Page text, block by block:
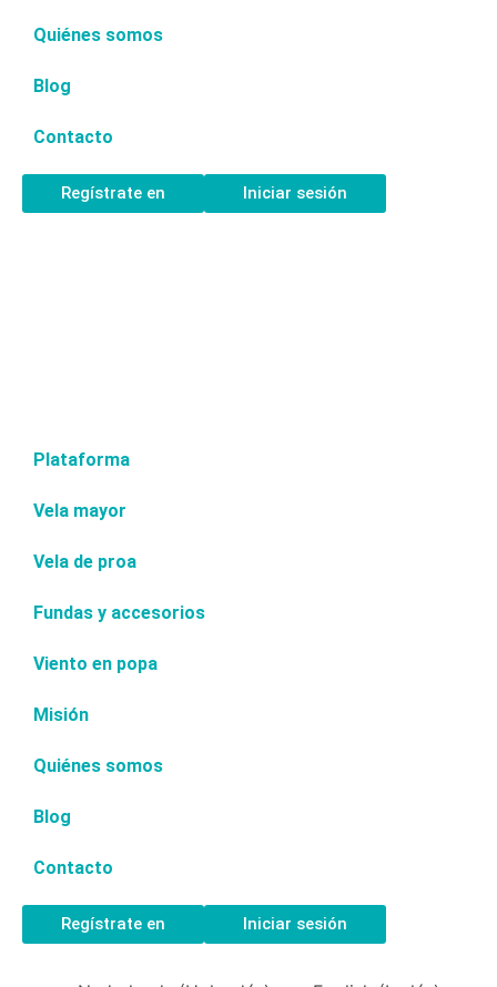
Quiénes somos
Blog
Contacto
Regístrate en Iniciar sesión
Plataforma
Vela mayor
Vela de proa
Fundas y accesorios
Viento en popa
Misión
Quiénes somos
Blog
Contacto
Regístrate en Iniciar sesión